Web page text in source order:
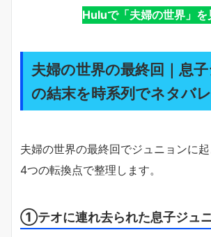
Huluで「夫婦の世界」を
夫婦の世界の最終回｜息
の結末を時系列でネタバレ
夫婦の世界の最終回でジュニョンに起
4つの転換点で整理します。
①テオに連れ去られた息子ジュ